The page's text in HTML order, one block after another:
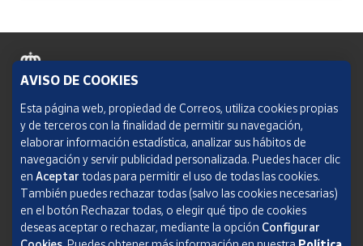
Política de cookies
Aviso legal
Condiciones del servicio
Política de Privacidad Web
Informe de transparencia
AVISO DE COOKIES
Esta página web, propiedad de Correos, utiliza cookies propias
y de terceros con la finalidad de permitir su navegación,
elaborar información estadística, analizar sus hábitos de
navegación y servir publicidad personalizada. Puedes hacer clic
en Aceptar todas para permitir el uso de todas las cookies.
También puedes rechazar todas (salvo las cookies necesarias)
en el botón Rechazar todas, o elegir qué tipo de cookies
deseas aceptar o rechazar, mediante la opción Configurar